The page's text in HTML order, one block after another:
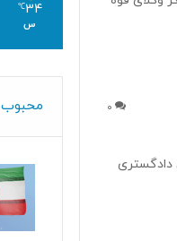
0
رسمی دادگستری
34
℃
س
محبوب